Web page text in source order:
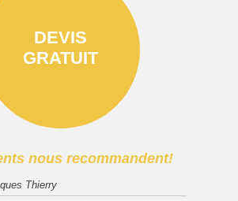
DEVIS
GRATUIT
nous recommandent!
Thierry